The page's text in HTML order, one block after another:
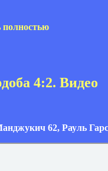
полностью
4:2. Видео
62, Рауль